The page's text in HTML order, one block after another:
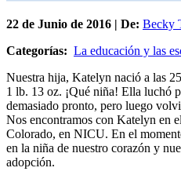
22 de Junio de 2016 | De: Becky
Categorías: La educación y las
Nuestra hija, Katelyn nació a las
1 lb. 13 oz. ¡Qué niña! Ella luchó
demasiado pronto, pero luego
Nos encontramos con Katelyn en
Colorado, en NICU. En el
en la niña de nuestro corazón y
adopción.